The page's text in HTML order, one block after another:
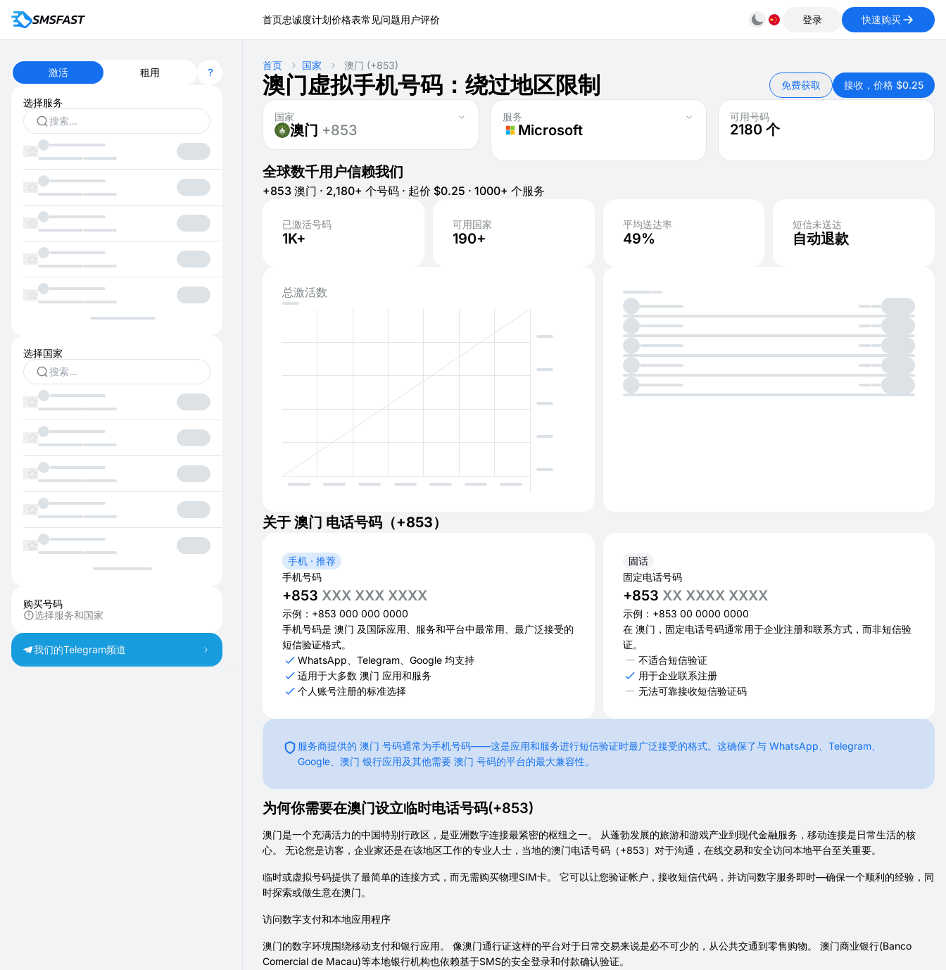
首页忠诚度计划价格表常见问题用户评价 登录 快速购买
激活 租用
选择服务
选择国家
购买号码
选择服务和国家
我们的Telegram频道
首页 国家 澳门 (+853)
澳门虚拟手机号码：绕过地区限制 免费获取 接收，价格 $0.25
国家
澳门 +853
服务
Microsoft
可用号码
2180 个
全球数千用户信赖我们
+853 澳门 · 2,180+ 个号码 · 起价 $0.25 · 1000+ 个服务
已激活号码
1K+
可用国家
190+
平均送达率
49%
短信未送达
自动退款
总激活数
关于 澳门 电话号码（+853）
手机 · 推荐
手机号码
+853 XXX XXX XXXX
示例：+853 000 000 0000
手机号码是 澳门 及国际应用、服务和平台中最常用、最广泛接受的
短信验证格式。
WhatsApp、Telegram、Google 均支持
适用于大多数 澳门 应用和服务
个人账号注册的标准选择
固话
固定电话号码
+853 XX XXXX XXXX
示例：+853 00 0000 0000
在 澳门，固定电话号码通常用于企业注册和联系方式，而非短信验
证。
不适合短信验证
用于企业联系注册
无法可靠接收短信验证码
服务商提供的 澳门 号码通常为手机号码——这是应用和服务进行短信验证时最广泛接受的格式。这确保了与 WhatsApp、Telegram、
Google、澳门 银行应用及其他需要 澳门 号码的平台的最大兼容性。
为何你需要在澳门设立临时电话号码(+853)
澳门是一个充满活力的中国特别行政区，是亚洲数字连接最紧密的枢纽之一。 从蓬勃发展的旅游和游戏产业到现代金融服务，移动连接是日常生活的核
心。 无论您是访客，企业家还是在该地区工作的专业人士，当地的澳门电话号码（+853）对于沟通，在线交易和安全访问本地平台至关重要。
临时或虚拟号码提供了最简单的连接方式，而无需购买物理SIM卡。 它可以让您验证帐户，接收短信代码，并访问数字服务即时—确保一个顺利的经验，同
时探索或做生意在澳门。
访问数字支付和本地应用程序
澳门的数字环境围绕移动支付和银行应用。 像澳门通行证这样的平台对于日常交易来说是必不可少的，从公共交通到零售购物。 澳门商业银行(Banco
Comercial de Macau)等本地银行机构也依赖基于SMS的安全登录和付款确认验证。